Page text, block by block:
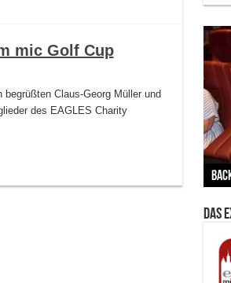
mic Golf Cup
Claus-Georg Müller und
des EAGLES Charity
Zu
Das